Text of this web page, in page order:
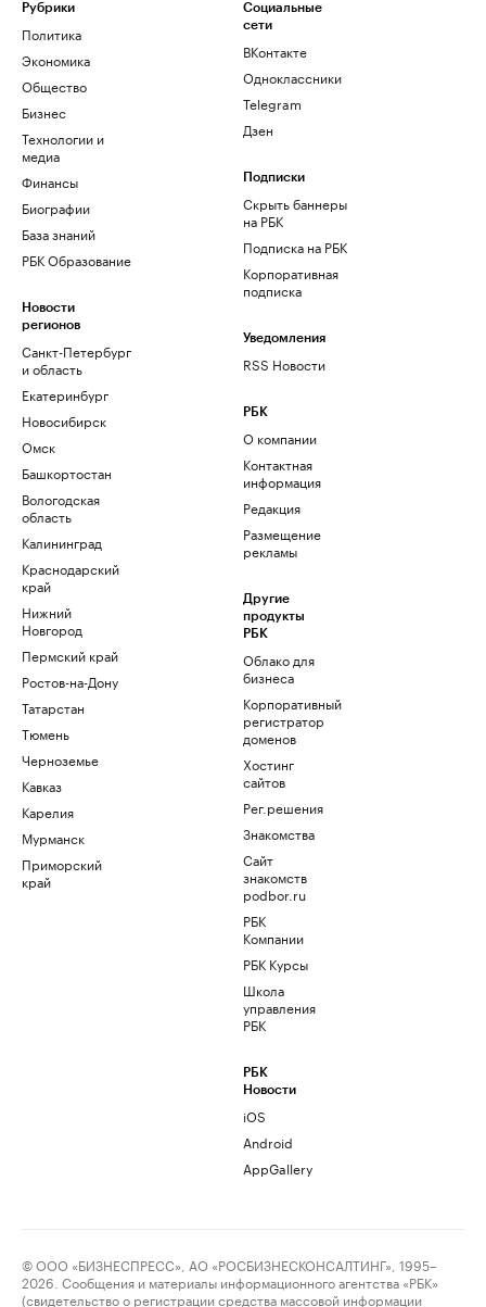
Рубрики
Политика
Экономика
Общество
Бизнес
Технологии и
медиа
Финансы
Биографии
База знаний
РБК Образование
Новости
регионов
Санкт-Петербург
и область
Екатеринбург
Новосибирск
Омск
Башкортостан
Вологодская
область
Калининград
Краснодарский
край
Нижний
Новгород
Пермский край
Ростов-на-Дону
Татарстан
Тюмень
Черноземье
Кавказ
Карелия
Мурманск
Приморский
край
Социальные
сети
ВКонтакте
Одноклассники
Telegram
Дзен
Подписки
Скрыть баннеры
на РБК
Подписка на РБК
Корпоративная
подписка
Уведомления
RSS Новости
РБК
О компании
Контактная
информация
Редакция
Размещение
рекламы
Другие
продукты
РБК
Облако для
бизнеса
Корпоративный
регистратор
доменов
Хостинг
сайтов
Рег.решения
Знакомства
Сайт
знакомств
podbor.ru
РБК
Компании
РБК Курсы
Школа
управления
РБК
РБК
Новости
iOS
Android
AppGallery
© ООО «БИЗНЕСПРЕСС», АО «РОСБИЗНЕСКОНСАЛТИНГ», 1995–
2026. Сообщения и материалы информационного агентства «РБК»
(свидетельство о регистрации средства массовой информации